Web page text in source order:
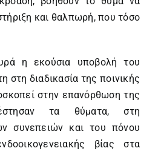
και θαλπωρή, που τόσο
η εκούσια υποβολή του
διαδικασία της ποινικής
στην επανόρθωση της
τα θύματα, στη
συνεπειών και του πόνου
βίας στα